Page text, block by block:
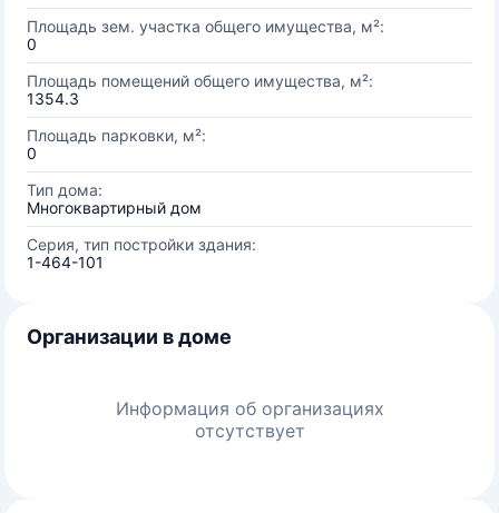
Площадь зем. участка общего имущества, м²:
0
Площадь помещений общего имущества, м²:
1354.3
Площадь парковки, м²:
0
Тип дома:
Многоквартирный дом
Серия, тип постройки здания:
1-464-101
Организации в доме
Информация об организациях
отсутствует